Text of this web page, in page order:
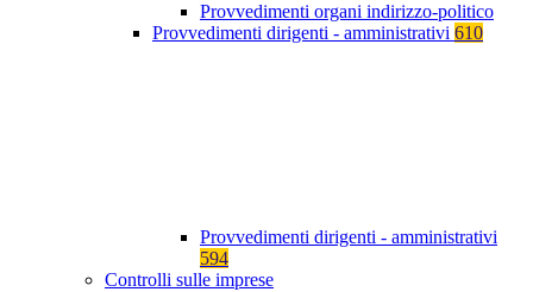
Provvedimenti organi indirizzo-politico
Provvedimenti dirigenti - amministrativi 610
Provvedimenti dirigenti - amministrativi
594
Controlli sulle imprese